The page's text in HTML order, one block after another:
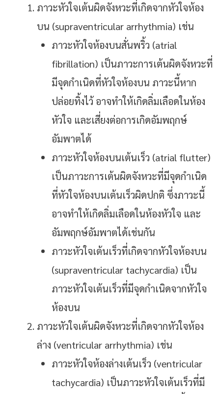
ภาวะหัวใจเต้นผิดจังหวะที่เกิดจากหัวใจห้อง
บน (supraventricular arrhythmia) เช่น
ภาวะหัวใจห้องบนสั่นพริ้ว (atrial
fibrillation) เป็นภาวะการเต้นผิดจังหวะที่
มีจุดกำเนิดที่หัวใจห้องบน ภาวะนี้หาก
ปล่อยทิ้งไว้ อาจทำให้เกิดลิ่มเลือดในห้อง
หัวใจ และเสี่ยงต่อการเกิดอัมพฤกษ์
อัมพาตได้
ภาวะหัวใจห้องบนเต้นเร็ว (atrial flutter)
เป็นภาวะการเต้นผิดจังหวะที่มีจุดกำเนิด
ที่หัวใจห้องบนเต้นเร็วผิดปกติ ซึ่งภาวะนี้
อาจทำให้เกิดลิ่มเลือดในห้องหัวใจ และ
อัมพฤกษ์อัมพาตได้เช่นกัน
ภาวะหัวใจเต้นเร็วที่เกิดจากหัวใจห้องบน
(supraventricular tachycardia) เป็น
ภาวะหัวใจเต้นเร็วที่มีจุดกำเนิดจากหัวใจ
ห้องบน
ภาวะหัวใจเต้นผิดจังหวะที่เกิดจากหัวใจห้อง
ล่าง (ventricular arrhythmia) เช่น
ภาวะหัวใจห้องล่างเต้นเร็ว (ventricular
tachycardia) เป็นภาวะหัวใจเต้นเร็วที่มี